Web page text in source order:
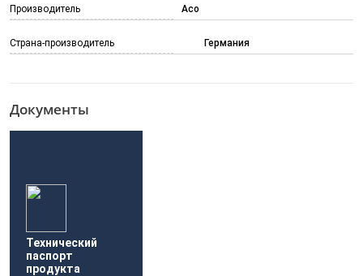
Производитель Aco
Страна-производитель Германия
Документы
Технический
паспорт
продукта